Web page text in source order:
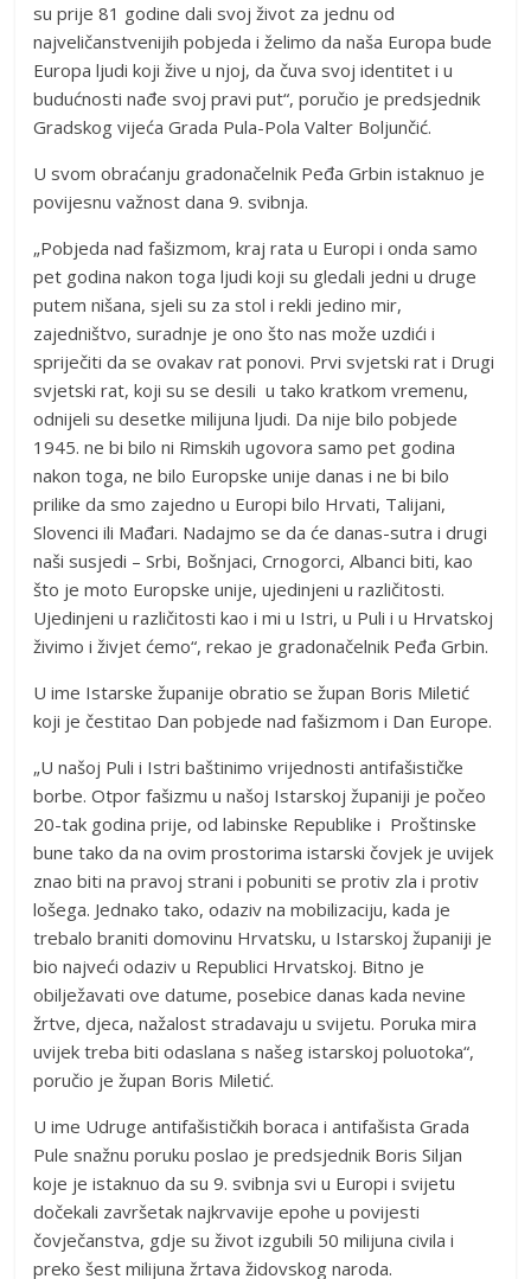
su prije 81 godine dali svoj život za jednu od
najveličanstvenijih pobjeda i želimo da naša Europa bude
Europa ljudi koji žive u njoj, da čuva svoj identitet i u
budućnosti nađe svoj pravi put“, poručio je predsjednik
Gradskog vijeća Grada Pula-Pola Valter Boljunčić.
U svom obraćanju gradonačelnik Peđa Grbin istaknuo je
povijesnu važnost dana 9. svibnja.
„Pobjeda nad fašizmom, kraj rata u Europi i onda samo
pet godina nakon toga ljudi koji su gledali jedni u druge
putem nišana, sjeli su za stol i rekli jedino mir,
zajedništvo, suradnje je ono što nas može uzdići i
spriječiti da se ovakav rat ponovi. Prvi svjetski rat i Drugi
svjetski rat, koji su se desili u tako kratkom vremenu,
odnijeli su desetke milijuna ljudi. Da nije bilo pobjede
1945. ne bi bilo ni Rimskih ugovora samo pet godina
nakon toga, ne bilo Europske unije danas i ne bi bilo
prilike da smo zajedno u Europi bilo Hrvati, Talijani,
Slovenci ili Mađari. Nadajmo se da će danas-sutra i drugi
naši susjedi – Srbi, Bošnjaci, Crnogorci, Albanci biti, kao
što je moto Europske unije, ujedinjeni u različitosti.
Ujedinjeni u različitosti kao i mi u Istri, u Puli i u Hrvatskoj
živimo i živjet ćemo“, rekao je gradonačelnik Peđa Grbin.
U ime Istarske županije obratio se župan Boris Miletić
koji je čestitao Dan pobjede nad fašizmom i Dan Europe.
„U našoj Puli i Istri baštinimo vrijednosti antifašističke
borbe. Otpor fašizmu u našoj Istarskoj županiji je počeo
20-tak godina prije, od labinske Republike i Proštinske
bune tako da na ovim prostorima istarski čovjek je uvijek
znao biti na pravoj strani i pobuniti se protiv zla i protiv
lošega. Jednako tako, odaziv na mobilizaciju, kada je
trebalo braniti domovinu Hrvatsku, u Istarskoj županiji je
bio najveći odaziv u Republici Hrvatskoj. Bitno je
obilježavati ove datume, posebice danas kada nevine
žrtve, djeca, nažalost stradavaju u svijetu. Poruka mira
uvijek treba biti odaslana s našeg istarskoj poluotoka“,
poručio je župan Boris Miletić.
U ime Udruge antifašističkih boraca i antifašista Grada
Pule snažnu poruku poslao je predsjednik Boris Siljan
koje je istaknuo da su 9. svibnja svi u Europi i svijetu
dočekali završetak najkrvavije epohe u povijesti
čovječanstva, gdje su život izgubili 50 milijuna civila i
preko šest milijuna žrtava židovskog naroda.